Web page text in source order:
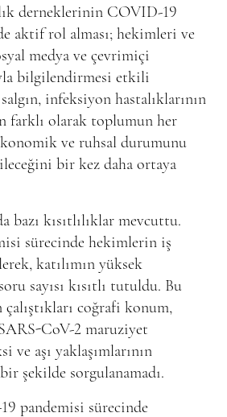
derneklerinin COVID-19
aktif rol alması; hekimleri ve
medya ve çevrimiçi
bilgilendirmesi etkili
infeksiyon hastalıklarının
farklı olarak toplumun her
ve ruhsal durumunu
bir kez daha ortaya
bazı kısıtlılıklar mevcuttu.
sürecinde hekimlerin iş
katılımın yüksek
sayısı kısıtlı tutuldu. Bu
coğrafi konum,
CoV-2 maruziyet
ve aşı yaklaşımlarının
şekilde sorgulanamadı.
pandemisi sürecinde